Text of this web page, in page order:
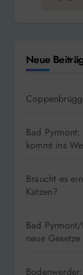
Neue
Bad
kommt ins
Braucht es
Katzen?
Bad
neue